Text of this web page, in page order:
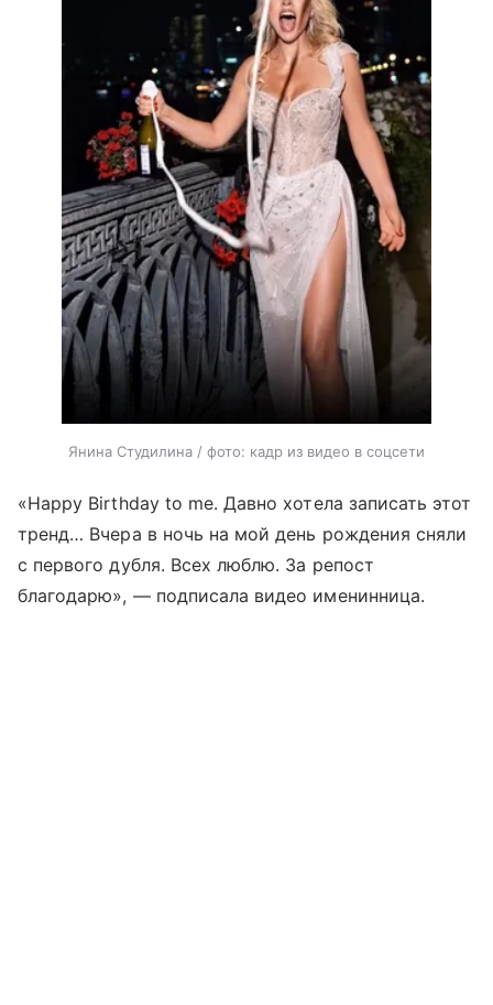
Янина Студилина / фото: кадр из видео в соцсети
«Happy Birthday to me. Давно хотела записать этот
тренд… Вчера в ночь на мой день рождения сняли
с первого дубля. Всех люблю. За репост
благодарю», — подписала видео именинница.